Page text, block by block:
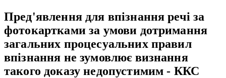
Пред'явлення для впізнання речі за
фотокартками за умови дотримання
загальних процесуальних правил
впізнання не зумовлює визнання
такого доказу недопустимим - ККС